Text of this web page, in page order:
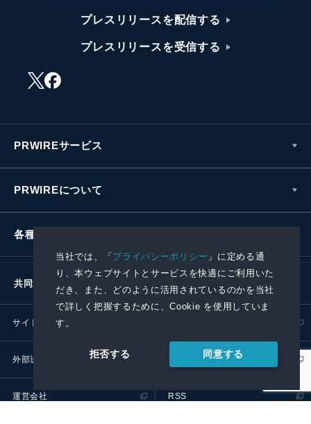
当社では、「プライバシーポリシー 」に定める通
り、本ウェブサイトとサービスを快適にご利用いた
だき、また、どのように活用されているのかを当社
で詳しく把握するために、Cookie を使用していま
す。
拒否する 同意する
プレスリリースを配信する
プレスリリースを受信する
PRWIREサービス
PRWIREについて
各種お問い合わせ
共同通信社グループ
サイトポリシー
外部送信ポリシー プレスリリース取扱基準
運営会社 RSS